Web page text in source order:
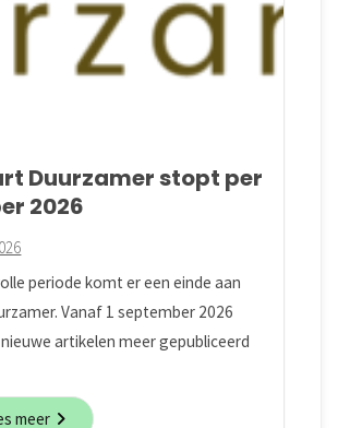
Duurzamer stopt per
2026
periode komt er een einde aan
Vanaf 1 september 2026
artikelen meer gepubliceerd
meer